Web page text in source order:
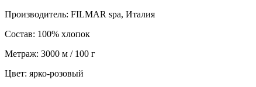
Производитель: FILMAR spa, Италия
Состав: 100% хлопок
Метраж: 3000 м / 100 г
Цвет: ярко-розовый